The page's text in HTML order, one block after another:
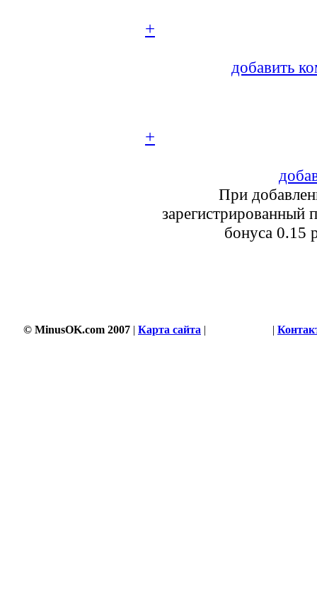
+
добавить
+
При
зарегистрированный
бонуса 0.15
© MinusOK.com 2007 | Карта сайта | |